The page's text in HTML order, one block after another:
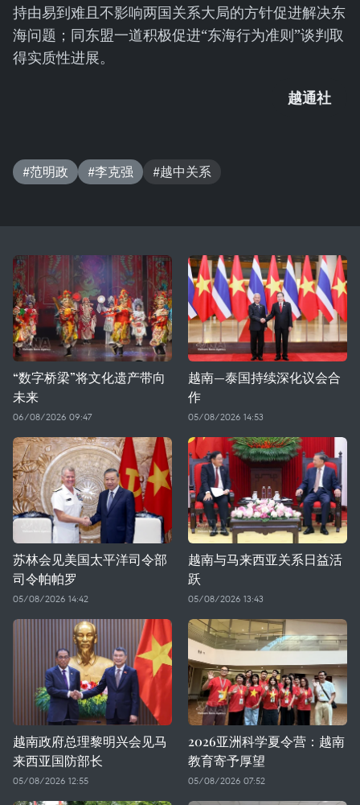
持由易到难且不影响两国关系大局的方针促进解决东
海问题；同东盟一道积极促进“东海行为准则”谈判取
得实质性进展。
越通社
#范明政 #李克强 #越中关系
“数字桥梁”将文化遗产带向
未来
06/08/2026 09:47
越南—泰国持续深化议会合
作
05/08/2026 14:53
苏林会见美国太平洋司令部
司令帕帕罗
05/08/2026 14:42
越南与马来西亚关系日益活
跃
05/08/2026 13:43
越南政府总理黎明兴会见马
来西亚国防部长
05/08/2026 12:55
2026亚洲科学夏令营：越南
教育寄予厚望
05/08/2026 07:52